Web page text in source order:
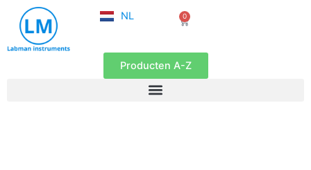
naar
NL
EN
0
Winkelwagen
Producten A-Z